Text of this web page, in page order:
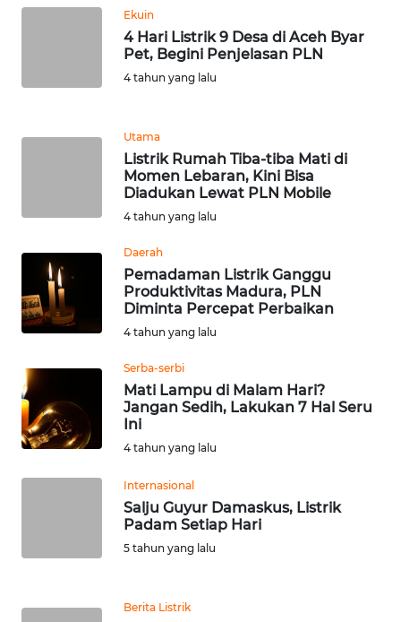
Ekuin
4 Hari Listrik 9 Desa di Aceh Byar
Pet, Begini Penjelasan PLN
4 tahun yang lalu
Utama
Listrik Rumah Tiba-tiba Mati di
Momen Lebaran, Kini Bisa
Diadukan Lewat PLN Mobile
4 tahun yang lalu
Daerah
Pemadaman Listrik Ganggu
Produktivitas Madura, PLN
Diminta Percepat Perbaikan
4 tahun yang lalu
Serba-serbi
Mati Lampu di Malam Hari?
Jangan Sedih, Lakukan 7 Hal Seru
Ini
4 tahun yang lalu
Internasional
Salju Guyur Damaskus, Listrik
Padam Setiap Hari
5 tahun yang lalu
Berita Listrik
JABAR
NTT
WN
PAPUA
WN
WN
RIAU
WN
JAMBI
WN